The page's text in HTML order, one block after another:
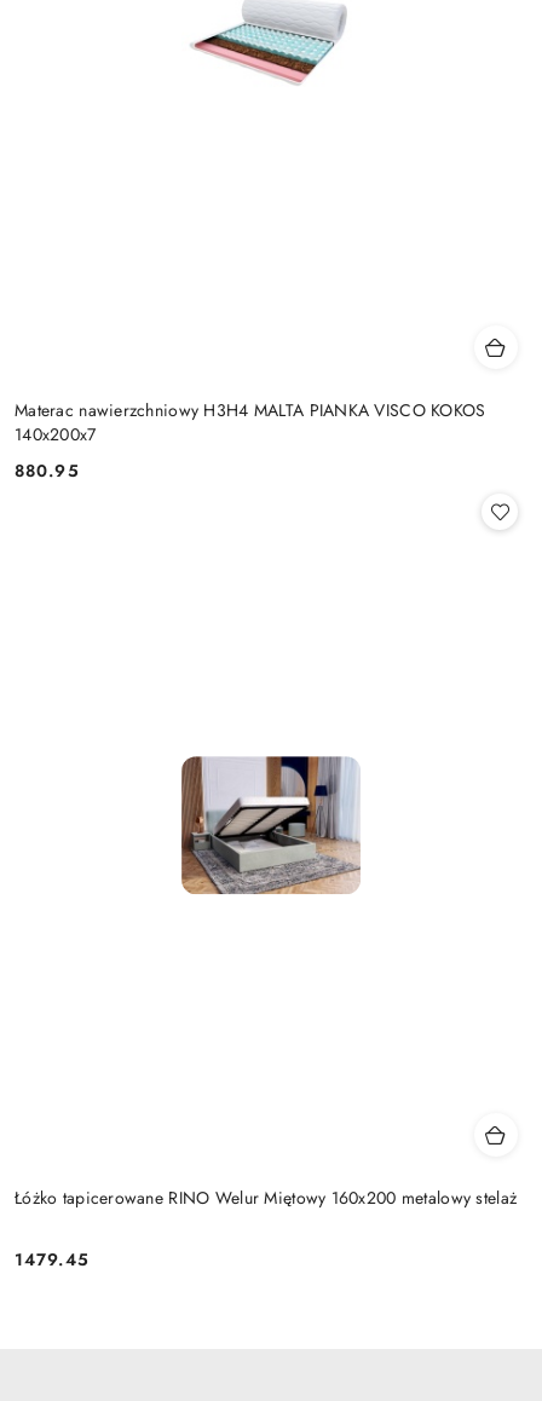
Materac nawierzchniowy H3H4 MALTA PIANKA VISCO KOKOS
140x200x7
Cena:
880.95
Łóżko tapicerowane RINO Welur Miętowy 160x200 metalowy stelaż
Cena:
1479.45